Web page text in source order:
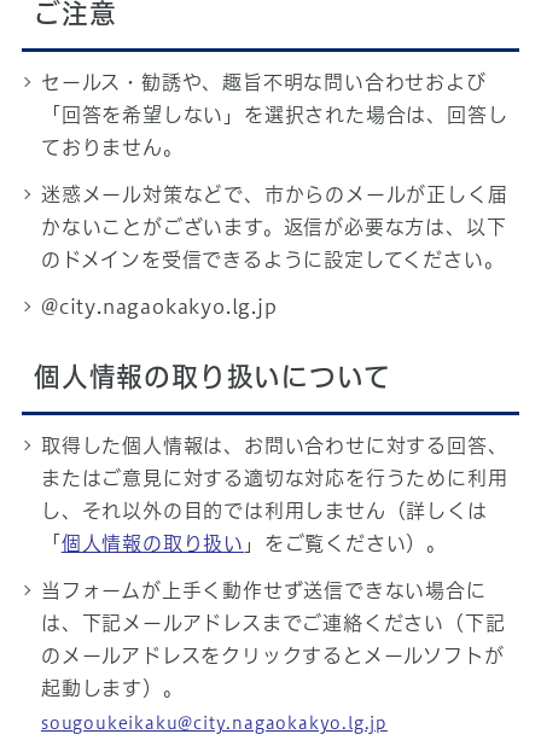
ご注意
セールス・勧誘や、趣旨不明な問い合わせおよび
「回答を希望しない」を選択された場合は、回答し
ておりません。
迷惑メール対策などで、市からのメールが正しく届
かないことがございます。返信が必要な方は、以下
のドメインを受信できるように設定してください。
@city.nagaokakyo.lg.jp
個人情報の取り扱いについて
取得した個人情報は、お問い合わせに対する回答、
またはご意見に対する適切な対応を行うために利用
し、それ以外の目的では利用しません（詳しくは
「 個人情報の取り扱い 」をご覧ください）。
当フォームが上手く動作せず送信できない場合に
は、下記メールアドレスまでご連絡ください（下記
のメールアドレスをクリックするとメールソフトが
起動します）。
sougoukeikaku@city.nagaokakyo.lg.jp